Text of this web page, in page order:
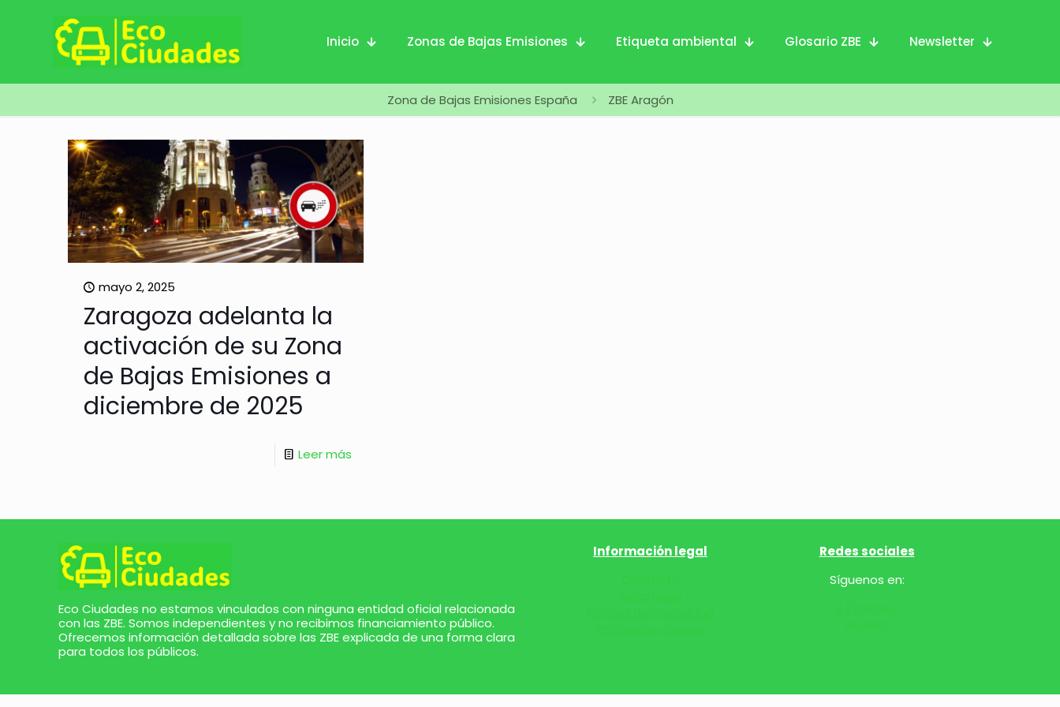
Inicio Zonas de Bajas Emisiones Etiqueta ambiental Glosario ZBE Newsletter
Zona de Bajas Emisiones España ZBE Aragón
mayo 2, 2025
Zaragoza adelanta la
activación de su Zona
de Bajas Emisiones a
diciembre de 2025
Leer más
Eco Ciudades no estamos vinculados con ninguna entidad oficial relacionada
con las ZBE. Somos independientes y no recibimos financiamiento público.
Ofrecemos información detallada sobre las ZBE explicada de una forma clara
para todos los públicos.
Información legal
Redes sociales
Síguenos en: